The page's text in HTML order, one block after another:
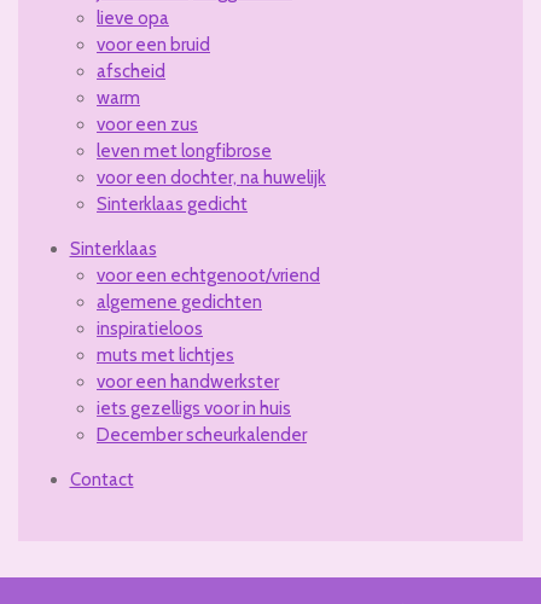
lieve opa
voor een bruid
afscheid
warm
voor een zus
leven met longfibrose
voor een dochter, na huwelijk
Sinterklaas gedicht
Sinterklaas
voor een echtgenoot/vriend
algemene gedichten
inspiratieloos
muts met lichtjes
voor een handwerkster
iets gezelligs voor in huis
December scheurkalender
Contact